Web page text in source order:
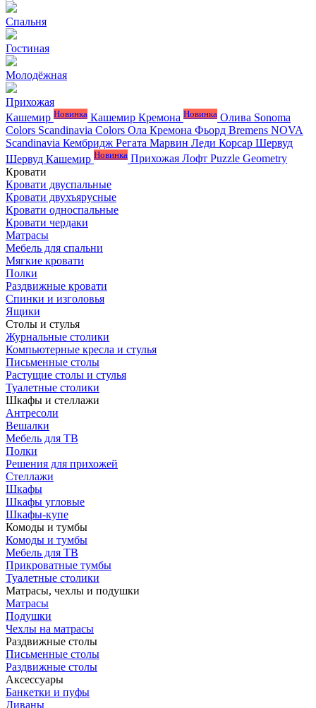
Спальня
Гостиная
Молодёжная
Прихожая
Кашемир Новинка Кашемир Кремона Новинка Олива Sonoma
Colors Scandinavia Colors Ола Кремона Фьорд Bremens NOVA
Scandinavia Кембридж Регата Марвин Леди Корсар Шервуд
Шервуд Кашемир Новинка Прихожая Лофт Puzzle Geometry
Кровати
Кровати двуспальные
Кровати двухъярусные
Кровати односпальные
Кровати чердаки
Матрасы
Мебель для спальни
Мягкие кровати
Полки
Раздвижные кровати
Спинки и изголовья
Ящики
Столы и стулья
Журнальные столики
Компьютерные кресла и стулья
Письменные столы
Растущие столы и стулья
Туалетные столики
Шкафы и стеллажи
Антресоли
Вешалки
Мебель для ТВ
Полки
Решения для прихожей
Стеллажи
Шкафы
Шкафы угловые
Шкафы-купе
Комоды и тумбы
Комоды и тумбы
Мебель для ТВ
Прикроватные тумбы
Туалетные столики
Матрасы, чехлы и подушки
Матрасы
Подушки
Чехлы на матрасы
Раздвижные столы
Письменные столы
Раздвижные столы
Аксессуары
Банкетки и пуфы
Диваны